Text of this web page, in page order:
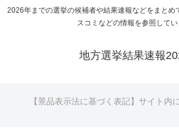
2026年までの選挙の候補者や結果速報などをまとめ
スコミなどの情報を参照して
地方選挙結果速報
【景品表示法に基づく表記】サイト内